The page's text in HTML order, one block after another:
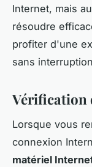
Internet, mais
résoudre
profiter d'une
sans
Vérification
Lorsque vous
connexion
matériel